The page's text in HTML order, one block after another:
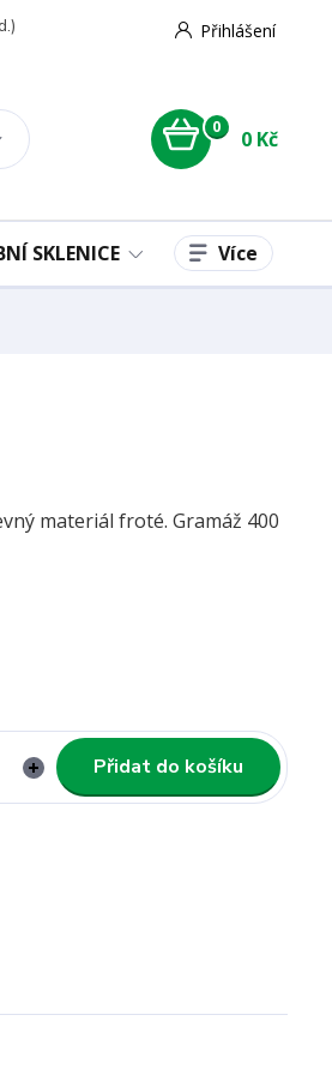
Přihlášení
0 0 Kč
SKLENICE Více
materiál froté. Gramáž 400
Přidat do košíku